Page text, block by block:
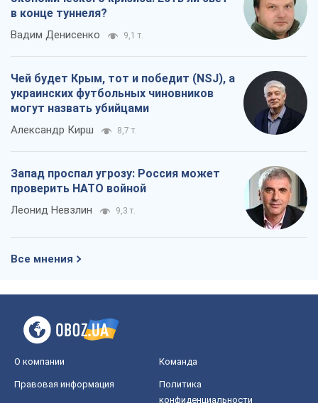
в конце туннеля?
Вадим Денисенко 9,1 т.
Чей будет Крым, тот и победит (NSJ), а
украинских футбольных чиновников
могут назвать убийцами
Александр Кирш 8,7 т.
Запад проспал угрозу: Россия может
проверить НАТО войной
Леонид Невзлин 9,3 т.
Все мнения
О компании Команда
Правовая информация
Политика
конфиденциальности